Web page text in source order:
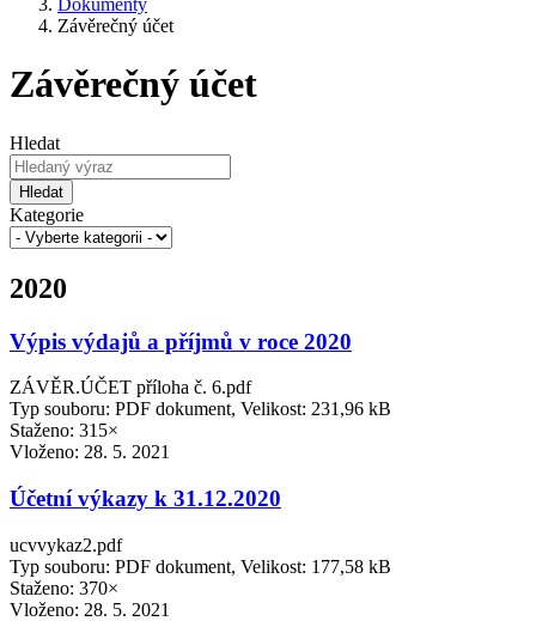
Dokumenty
Závěrečný účet
Závěrečný účet
Hledat
Hledat
Kategorie
2020
Výpis výdajů a příjmů v roce 2020
ZÁVĚR.ÚČET příloha č. 6.pdf
Typ souboru: PDF dokument, Velikost: 231,96 kB
Staženo: 315×
Vloženo: 28. 5. 2021
Účetní výkazy k 31.12.2020
ucvvykaz2.pdf
Typ souboru: PDF dokument, Velikost: 177,58 kB
Staženo: 370×
Vloženo: 28. 5. 2021